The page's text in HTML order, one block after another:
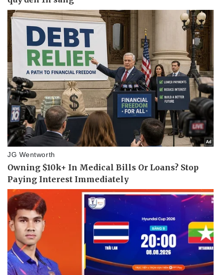
Pháp luật
Vụ án
Tin nóng
Tư vấn luật
Quân sự - Quốc phòng
Vũ khí
Việt Nam
Phân tích